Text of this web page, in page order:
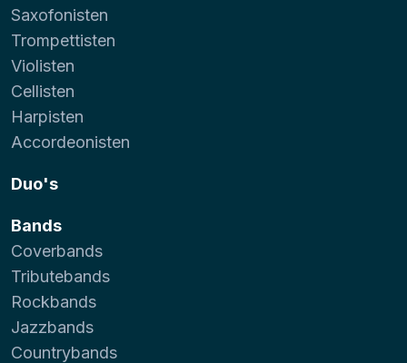
Saxofonisten
Trompettisten
Violisten
Cellisten
Harpisten
Accordeonisten
Duo's
Bands
Coverbands
Tributebands
Rockbands
Jazzbands
Countrybands